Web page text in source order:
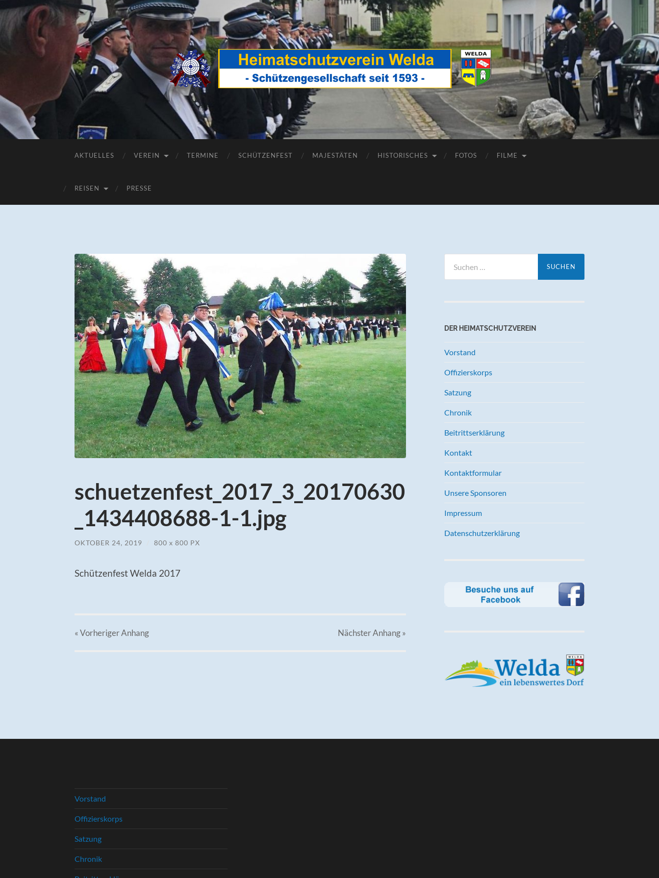
Heimatschutzverein
AKTUELLES VEREIN TERMINE SCHÜTZENFEST MAJESTÄTEN HISTORISCHES FOTOS FILME
REISEN PRESSE
schuetzenfest_2017_3_20170630
_1434408688-1-1.jpg
OKTOBER 24, 2019 800 x 800 PX
Schützenfest Welda 2017
« VorherigerAnhang NächsterAnhang»
nach:
DER HEIMATSCHUTZVEREIN
Vorstand
Offizierskorps
Satzung
Chronik
Beitrittserklärung
Kontakt
Kontaktformular
Unsere Sponsoren
Impressum
Datenschutzerklärung
Vorstand
Offizierskorps
Satzung
Chronik